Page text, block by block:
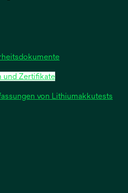
und Zertifikate
von Lithiumakkutests